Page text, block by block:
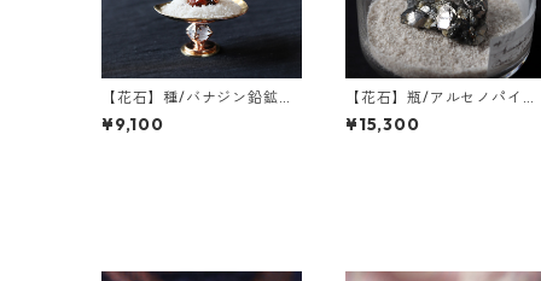
【花石】種/バナジン鉛鉱と
フウセンカズラ
¥9,100
【花石】瓶/アルセノパイラ
イトとクォーツ
¥15,300